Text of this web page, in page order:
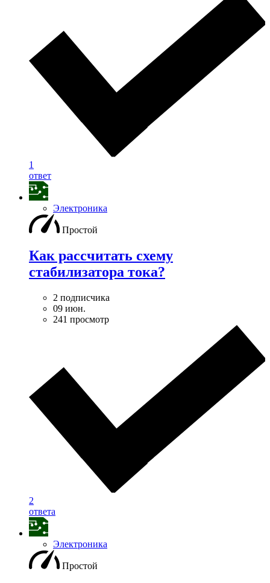
1
ответ
Электроника
Простой
Как рассчитать схему
стабилизатора тока?
2 подписчика
09 июн.
241 просмотр
2
ответа
Электроника
Простой